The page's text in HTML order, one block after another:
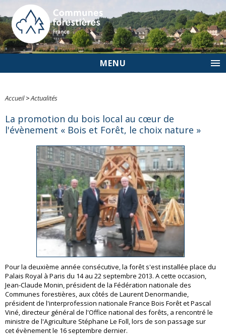
MENU
Accueil>Actualités
La promotion du bois local au cœur de
l'évènement « Bois et Forêt, le choix nature »
Pour la deuxième année consécutive, la forêt s'est installée place du
Palais Royal à Paris du 14 au 22 septembre 2013. A cette occasion,
Jean-Claude Monin, président de la Fédération nationale des
Communes forestières, aux côtés de Laurent Denormandie,
président de l'interprofession nationale France Bois Forêt et Pascal
Viné, directeur général de l'Office national des forêts, a rencontré le
ministre de l'Agriculture Stéphane Le Foll, lors de son passage sur
cet évènement le 16 septembre dernier.